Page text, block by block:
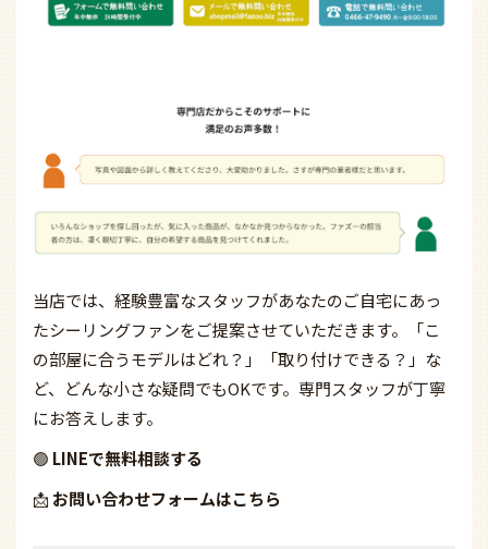
当店では、経験豊富なスタッフがあなたのご自宅にあっ
たシーリングファンをご提案させていただきます。
「こ
の部屋に合うモデルはどれ？」「取り付けできる？」な
ど、どんな小さな疑問でもOKです。専門スタッフが丁寧
にお答えします。
🟢 LINEで無料相談する
📩 お問い合わせフォームはこちら